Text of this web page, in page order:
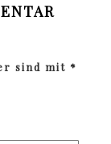
sind mit *